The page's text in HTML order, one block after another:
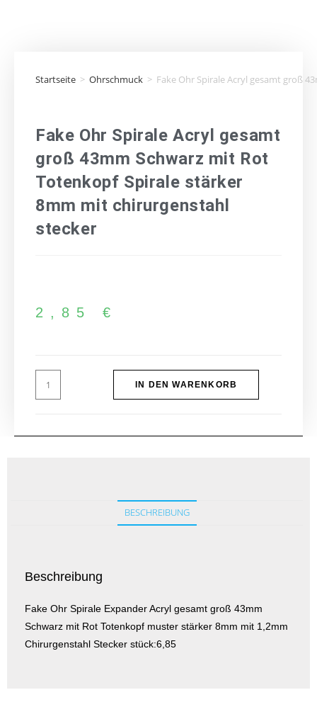
Startseite > Ohrschmuck > Fake Ohr Spirale Acryl gesamt groß
Fake Ohr Spirale Acryl gesamt
groß 43mm Schwarz mit Rot
Totenkopf Spirale stärker
8mm mit chirurgenstahl
stecker
2,85 €
IN DEN WARENKORB
BESCHREIBUNG
Beschreibung
Fake Ohr Spirale Expander Acryl gesamt groß 43mm
Schwarz mit Rot Totenkopf muster stärker 8mm mit 1,2mm
Chirurgenstahl Stecker stück:6,85